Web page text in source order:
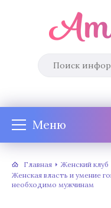
Меню
Главная
Женский клуб
Женская власть и умение
необходимо мужчинам